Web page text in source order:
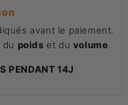
avant le paiement.
poids et du volume.
PENDANT 14J